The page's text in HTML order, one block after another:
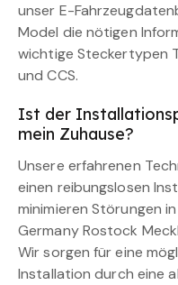
unser E-
Model die nötigen
wichtige Steckertypen
und CCS.
Ist der
mein Zuhause?
Unsere erfahrenen
einen reibungslosen
minimieren Störungen
Germany Rostock
Wir sorgen für eine
Installation durch eine